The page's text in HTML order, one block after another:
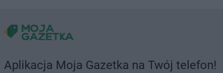
Aplikacja Moja Gazetka na Twój telefon!